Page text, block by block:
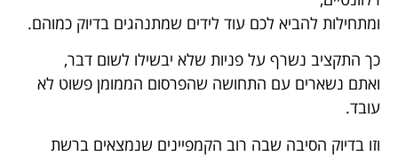
ומתחילות להביא לכם עוד לידים שמתנהגים בדיוק כמוהם.
כך התקציב נשרף על פניות שלא יבשילו לשום דבר,
ואתם נשארים עם התחושה שהפרסום הממומן פשוט לא
עובד.
וזו בדיוק הסיבה שבה רוב הקמפיינים שנמצאים ברשת